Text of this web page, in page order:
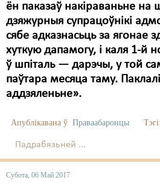
ён паказаў накіраваньне на
дзяжурныя супрацоўнікі
сябе адказнасьць за ягонае
хуткую дапамогу, і каля 1-й
ў шпіталь — дарэчы, у той
паўтара месяца таму.
аддзяленьне».
Апублікавана ў Праваабаронцы Тэгі:
Падрабязьней ...
Субота, 06 Май 2017